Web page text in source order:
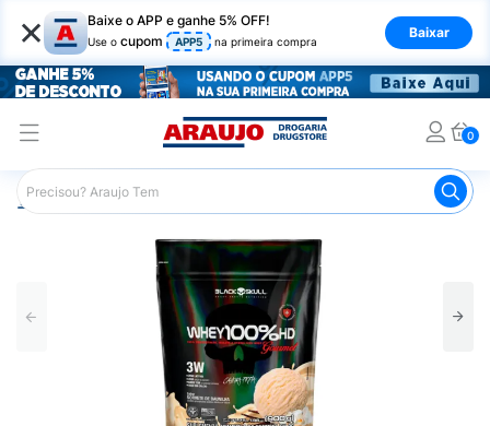
× Baixe o APP e ganhe 5% OFF!
Use o cupom APP5 na primeira compra
Baixar
0
Araujo Nutrição Saudável Suplementos Esportivos